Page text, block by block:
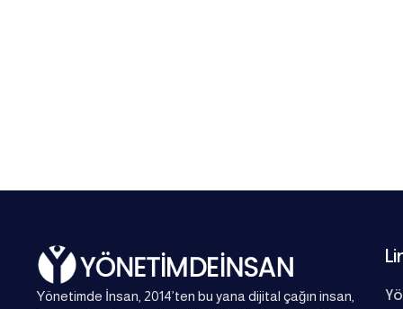
Yönetimde İnsan, 2014’ten bu yana dijital çağın insan,